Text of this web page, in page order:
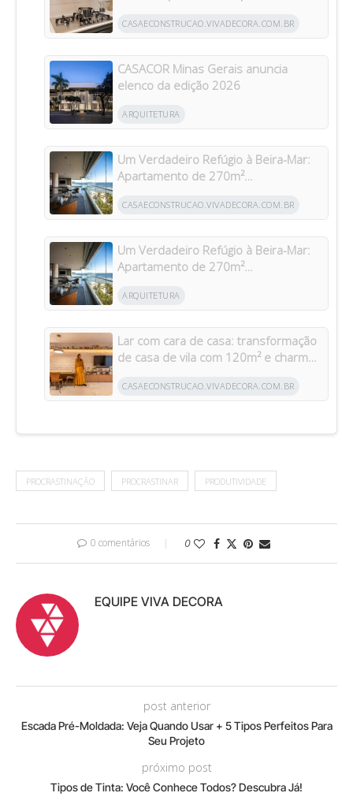
CASAECONSTRUCAO.VIVADECORA.COM.BR
CASACOR Minas Gerais anuncia
elenco da edição 2026
ARQUITETURA
Um Verdadeiro Refúgio à Beira-Mar:
Apartamento de 270m²
Riviera
CASAECONSTRUCAO.VIVADECORA.COM.BR
Um Verdadeiro Refúgio à Beira-Mar:
Apartamento de 270m²
Riviera
ARQUITETURA
Lar com cara de casa: transformação
de casa de vila com 120m² e charme
CASAECONSTRUCAO.VIVADECORA.COM.BR
PROCRASTINAÇÃO PROCRASTINAR PRODUTIVIDADE
0 comentários 0
EQUIPE VIVA DECORA
post anterior
Escada Pré-Moldada: Veja Quando Usar + 5 Tipos Perfeitos Para
Seu Projeto
próximo post
Tipos de Tinta: Você Conhece Todos? Descubra Já!